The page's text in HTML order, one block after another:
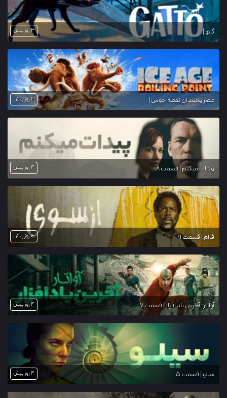
گاتو | 3 روز پیش
عصر یخبندان نقطه جوش | 3 روز پیش
پیدات میکنم | قسمت 8 4 روز پیش
فرام | قسمت 9 4 روز پیش
آواتار: آخرین باد افزار | قسمت 7 4 روز پیش
سیلو | قسمت 5 4 روز پیش